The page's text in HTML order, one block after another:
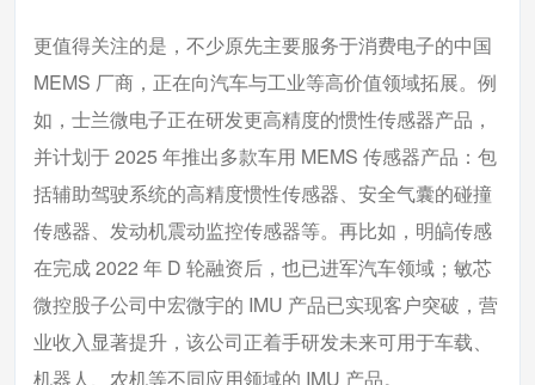
更值得关注的是，不少原先主要服务于消费电子的中国
MEMS 厂商，正在向汽车与工业等高价值领域拓展。例
如，士兰微电子正在研发更高精度的惯性传感器产品，
并计划于 2025 年推出多款车用 MEMS 传感器产品：包
括辅助驾驶系统的高精度惯性传感器、安全气囊的碰撞
传感器、发动机震动监控传感器等。再比如，明皜传感
在完成 2022 年 D 轮融资后，也已进军汽车领域；敏芯
微控股子公司中宏微宇的 IMU 产品已实现客户突破，营
业收入显著提升，该公司正着手研发未来可用于车载、
机器人、农机等不同应用领域的 IMU 产品。